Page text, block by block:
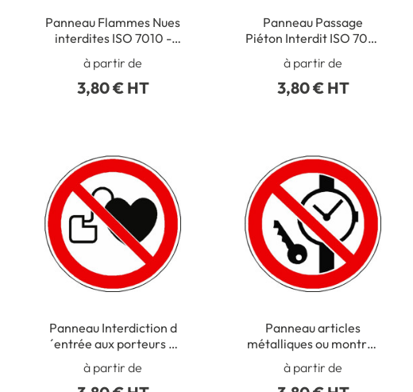
Panneau Flammes Nues
interdites ISO 7010 -
à partir de
3,80 € HT
Panneau Passage
Piéton Interdit ISO 7010
à partir de
3,80 € HT
Panneau Interdiction d
´entrée aux porteurs d
´un stimulateur
cardiaque ISO 7010 -
à partir de
Panneau articles
métalliques ou montres
interdits ISO 7010 -
P008
à partir de